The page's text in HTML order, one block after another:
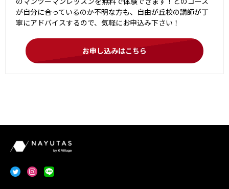
が自分に合っているのか不明な方も、自由が丘校の講師が丁
寧にアドバイスするので、気軽にお申込み下さい！
お申し込みはこちら